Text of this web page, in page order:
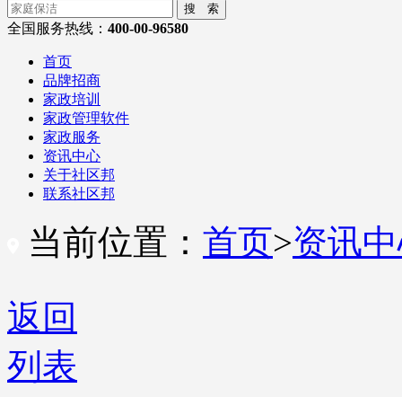
搜 索
全国服务热线： 400-00-96580
首页
品牌招商
家政培训
家政管理软件
家政服务
资讯中心
关于社区邦
联系社区邦
当前位置： 首页>资讯
返回
列表